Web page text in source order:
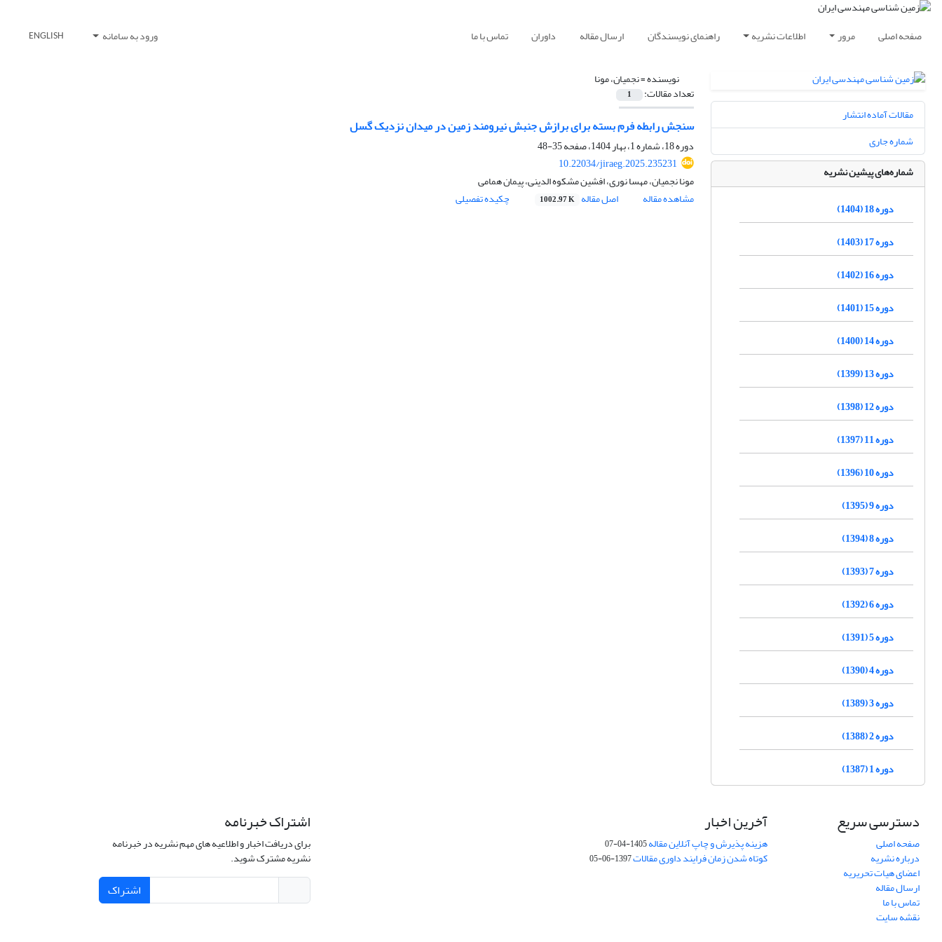
صفحه اصلی مرور اطلاعات نشریه راهنمای نویسندگان ارسال مقاله داوران تماس با ما ورود به سامانه ENGLISH
نویسنده =نجمیان، مونا
تعداد مقالات: 1
سنجش رابطه فرم بسته برای برازش جنبش نیرومند زمین در میدان نزدیک گسل
دوره 18، شماره 1، بهار 1404، صفحه
35-48
10.22034/jiraeg.2025.235231
مونا نجمیان، مهسا نوری، افشین مشکوه الدینی، پیمان همامی
مشاهده مقاله
اصل مقاله 1002.97 K چکیده تفصیلی
مقالات آماده انتشار
شماره جاری
شماره‌های پیشین نشریه
دوره 18 (1404)
دوره 17 (1403)
دوره 16 (1402)
دوره 15 (1401)
دوره 14 (1400)
دوره 13 (1399)
دوره 12 (1398)
دوره 11 (1397)
دوره 10 (1396)
دوره 9 (1395)
دوره 8 (1394)
دوره 7 (1393)
دوره 6 (1392)
دوره 5 (1391)
دوره 4 (1390)
دوره 3 (1389)
دوره 2 (1388)
دوره 1 (1387)
دسترسی سریع
صفحه اصلی
درباره نشریه
اعضای هیات تحریریه
ارسال مقاله
تماس با ما
نقشه سایت
آخرین اخبار
هزینه پذیرش و چاپ آنلاین مقاله1405-04-07
کوتاه شدن زمان فرایند داوری مقالات1397-06-05
اشتراک خبرنامه
برای دریافت اخبار و اطلاعیه های مهم نشریه در خبرنامه
نشریه مشترک شوید.
اشتراک